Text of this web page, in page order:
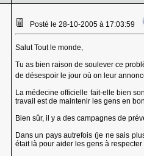
Posté le 28-10-2005 à 17:03:59
Salut Tout le monde,
Tu as bien raison de soulever ce
de désespoir le jour où on leur
La médecine officielle fait-elle bien
travail est de maintenir les gens en
Bien sûr, il y a des campagnes de
Dans un pays autrefois (je ne sais
était là pour aider les gens à